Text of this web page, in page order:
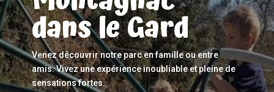
dans le Gard
Venez découvrir notre parc en famille ou entre
amis. Vivez une expérience inoubliable et pleine de
sensations fortes.